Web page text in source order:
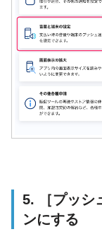
5. ［プッシ
ンにする